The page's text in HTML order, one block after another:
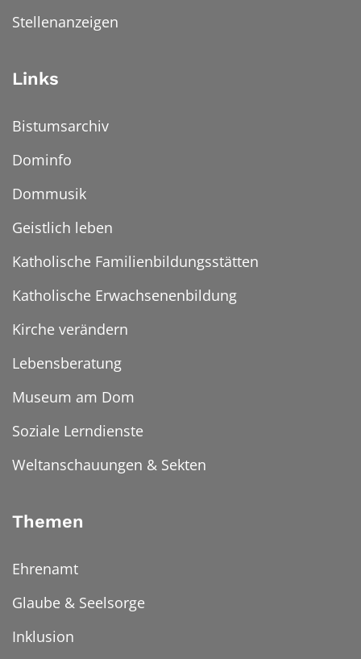
Stellenanzeigen
Links
Bistumsarchiv
Dominfo
Dommusik
Geistlich leben
Katholische Familienbildungsstätten
Katholische Erwachsenenbildung
Kirche verändern
Lebensberatung
Museum am Dom
Soziale Lerndienste
Weltanschauungen & Sekten
Themen
Ehrenamt
Glaube & Seelsorge
Inklusion